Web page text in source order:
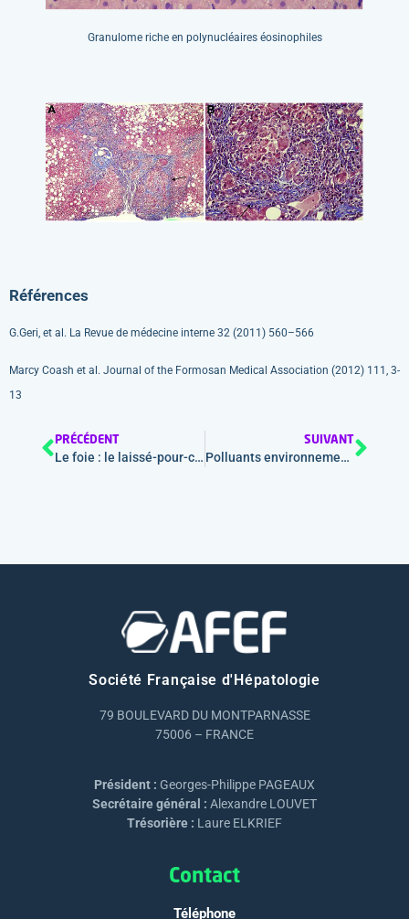
Granulome riche en polynucléaires éosinophiles
Références
G.Geri, et al. La Revue de médecine interne 32 (2011) 560–566
Marcy Coash et al. Journal of the Formosan Medical Association (2012) 111, 3-
13
PRÉCÉDENT
Le foie : le laissé-pour-compte dans le bilan préopératoire de la chirurgie bariatrique
SUIVANT
Polluants environnementaux et hépatopathies, quelques données et éléments de réflexions.
Société Française d'Hépatologie
79 BOULEVARD DU MONTPARNASSE
75006 – FRANCE
Président : Georges-Philippe PAGEAUX
Secrétaire général : Alexandre LOUVET
Trésorière : Laure ELKRIEF
Contact
Téléphone